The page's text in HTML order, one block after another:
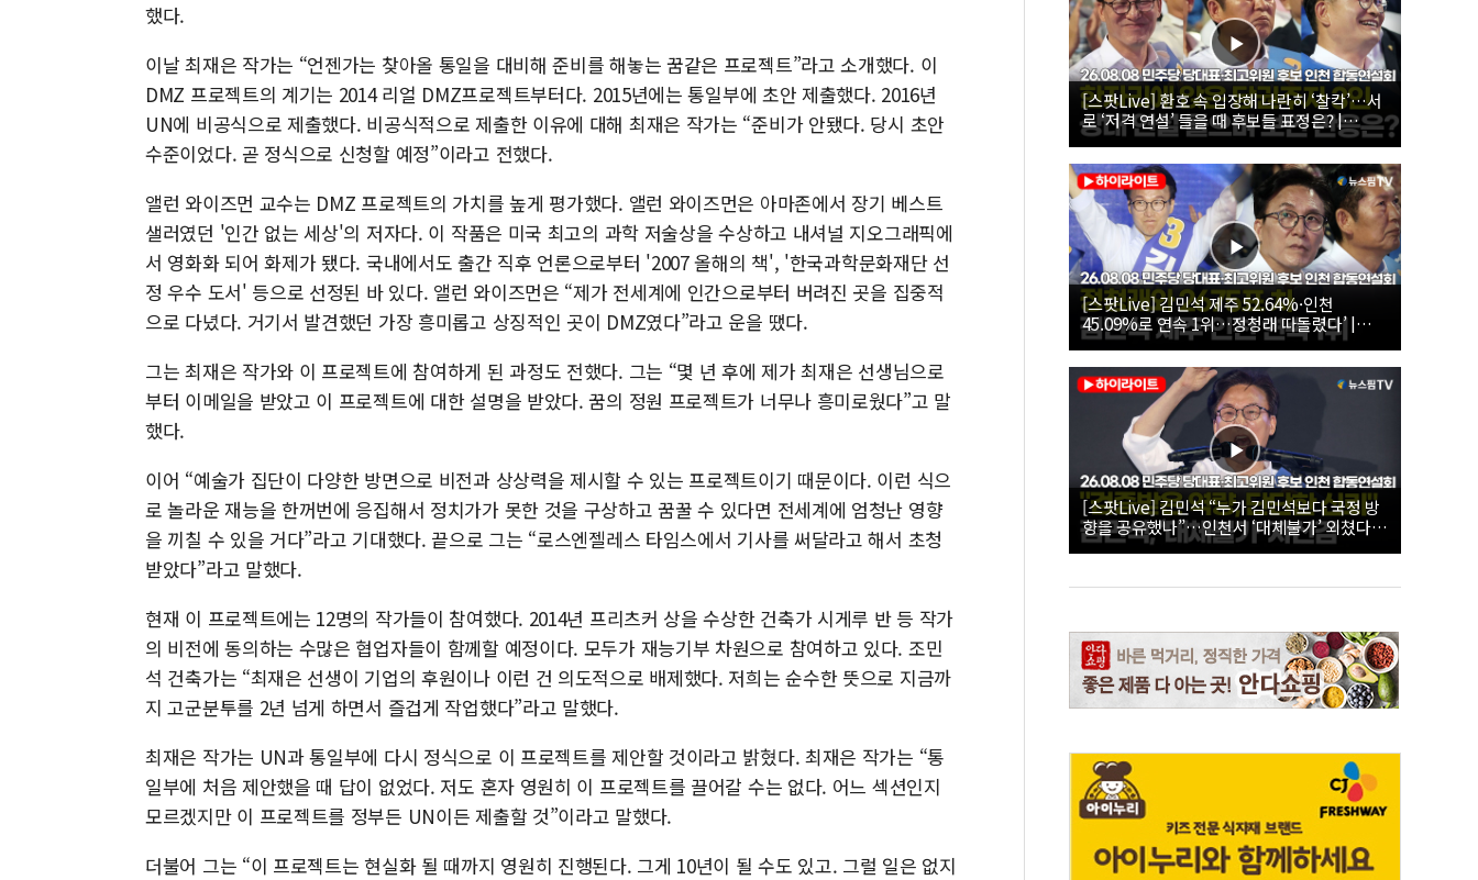
했다.
이날 최재은 작가는 “언젠가는 찾아올 통일을 대비해 준비를 해놓는 꿈같은 프로젝트”라고 소개했다. 이
DMZ 프로젝트의 계기는 2014 리얼 DMZ프로젝트부터다. 2015년에는 통일부에 초안 제출했다. 2016년
UN에 비공식으로 제출했다. 비공식적으로 제출한 이유에 대해 최재은 작가는 “준비가 안됐다. 당시 초안
수준이었다. 곧 정식으로 신청할 예정”이라고 전했다.
앨런 와이즈먼 교수는 DMZ 프로젝트의 가치를 높게 평가했다. 앨런 와이즈먼은 아마존에서 장기 베스트
샐러였던 '인간 없는 세상'의 저자다. 이 작품은 미국 최고의 과학 저술상을 수상하고 내셔널 지오그래픽에
서 영화화 되어 화제가 됐다. 국내에서도 출간 직후 언론으로부터 '2007 올해의 책', '한국과학문화재단 선
정 우수 도서' 등으로 선정된 바 있다. 앨런 와이즈먼은 “제가 전세계에 인간으로부터 버려진 곳을 집중적
으로 다녔다. 거기서 발견했던 가장 흥미롭고 상징적인 곳이 DMZ였다”라고 운을 땠다.
그는 최재은 작가와 이 프로젝트에 참여하게 된 과정도 전했다. 그는 “몇 년 후에 제가 최재은 선생님으로
부터 이메일을 받았고 이 프로젝트에 대한 설명을 받았다. 꿈의 정원 프로젝트가 너무나 흥미로웠다”고 말
했다.
이어 “예술가 집단이 다양한 방면으로 비전과 상상력을 제시할 수 있는 프로젝트이기 때문이다. 이런 식으
로 놀라운 재능을 한꺼번에 응집해서 정치가가 못한 것을 구상하고 꿈꿀 수 있다면 전세계에 엄청난 영향
을 끼칠 수 있을 거다”라고 기대했다. 끝으로 그는 “로스엔젤레스 타임스에서 기사를 써달라고 해서 초청
받았다”라고 말했다.
현재 이 프로젝트에는 12명의 작가들이 참여했다. 2014년 프리츠커 상을 수상한 건축가 시게루 반 등 작가
의 비전에 동의하는 수많은 협업자들이 함께할 예정이다. 모두가 재능기부 차원으로 참여하고 있다. 조민
석 건축가는 “최재은 선생이 기업의 후원이나 이런 건 의도적으로 배제했다. 저희는 순수한 뜻으로 지금까
지 고군분투를 2년 넘게 하면서 즐겁게 작업했다”라고 말했다.
최재은 작가는 UN과 통일부에 다시 정식으로 이 프로젝트를 제안할 것이라고 밝혔다. 최재은 작가는 “통
일부에 처음 제안했을 때 답이 없었다. 저도 혼자 영원히 이 프로젝트를 끌어갈 수는 없다. 어느 섹션인지
모르겠지만 이 프로젝트를 정부든 UN이든 제출할 것”이라고 말했다.
더불어 그는 “이 프로젝트는 현실화 될 때까지 영원히 진행된다. 그게 10년이 될 수도 있고. 그럴 일은 없지
[스팟Live] 환호 속 입장해 나란히 ‘찰칵’…서
로 ‘저격 연설’ 들을 때 후보들 표정은? |
26.08.08 더불어민주당 당대표·최고위원 후
보 인천 합동연설회
[스팟Live] 김민석 제주 52.64%·인천
45.09%로 연속 1위…정청래 따돌렸다’ |
26.08.08 더불어민주당 당대표·최고위원 후
보 인천 합동연설회
[스팟Live] 김민석 “누가 김민석보다 국정 방
향을 공유했나”…인천서 ‘대체불가’ 외쳤다 |
26.08.08 더불어민주당 당대표·최고위원 후